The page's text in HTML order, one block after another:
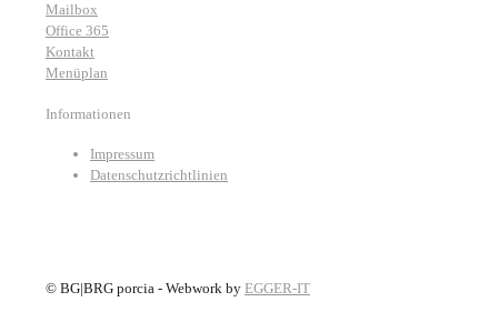
Mailbox
Office 365
Kontakt
Menüplan
Informationen
Impressum
Datenschutzrichtlinien
© BG|BRG porcia - Webwork by EGGER-IT